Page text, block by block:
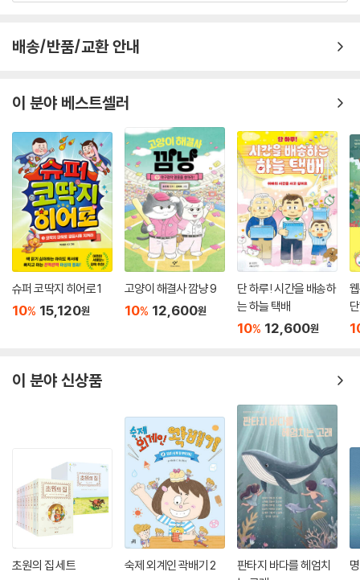
배송/반품/교환 안내
이 분야 베스트셀러
슈퍼 코딱지 히어로 1
10% 15,120원
고양이 해결사 깜냥 9
10% 12,600원
단 하루! 시간을 배송하
는 하늘 택배
10% 12,600원
이 분야 신상품
초원의 집 세트 숙제 외계인 곽배기 2
판타지 바다를 헤엄치